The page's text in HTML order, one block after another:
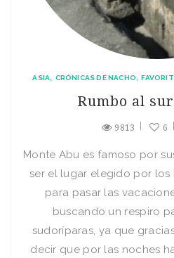
ASIA CRÓNICAS DE NACHO
Rumbo al
9813 6
Monte Abu es famoso por
ser el lugar elegido por los
para pasar las
buscando un respiro
sudoríparas, ya que
decir que por las noches